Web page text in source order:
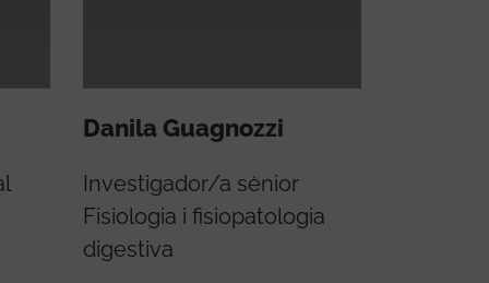
Danila Guagnozzi
Investigador/a sènior
Fisiologia i fisiopatologia
digestiva